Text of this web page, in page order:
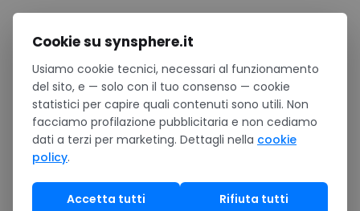
Salta al contenuto
Home / Notizie
Business plan in PowerPoint per PMI: cosa mettere in ogni
slide (template)
GUIDA
Business plan in
PowerPoint per PMI: cosa
Cookie su synsphere.it
Usiamo cookie tecnici, necessari al funzionamento
del sito, e — solo con il tuo consenso — cookie
statistici per capire quali contenuti sono utili. Non
facciamo profilazione pubblicitaria e non cediamo
dati a terzi per marketing. Dettagli nella cookie
policy.
Accetta tutti Rifiuta tutti